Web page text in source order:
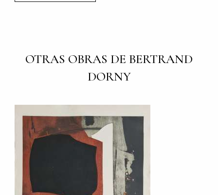
OTRAS OBRAS DE BERTRAND
DORNY